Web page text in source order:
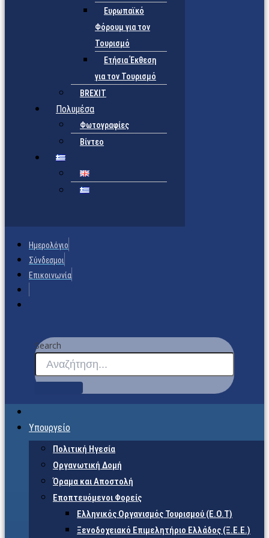
Ευρωπαϊκό
Φόρουμ για τον
Τουρισμό
Ετήσια Έκθεση
για τον Τουρισμό
BREXIT
Πολυμέσα
Φωτογραφίες
Βίντεο
Ημερολόγιο
Σύνδεσμοι
Επικοινωνία
Search
Υπουργείο
Πολιτική Ηγεσία
Οργανωτική Δομή
Όραμα και Αποστολή
Εποπτευόμενοι Φορείς
Eλληνικός Οργανισμός Τουρισμού (Ε.Ο.Τ)
Ξενοδοχειακό Επιμελητήριο Ελλάδος (Ξ.Ε.Ε.)